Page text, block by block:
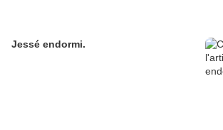
Jessé endormi.